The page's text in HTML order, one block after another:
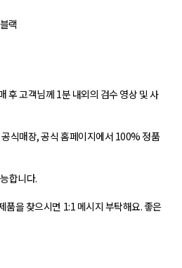
랙
후 고객님께 1분 내외의 검수 영상 및 사
식매장, 공식 홈페이지에서 100% 정품
합니다.
품을 찾으시면 1:1 메시지 부탁해요. 좋은